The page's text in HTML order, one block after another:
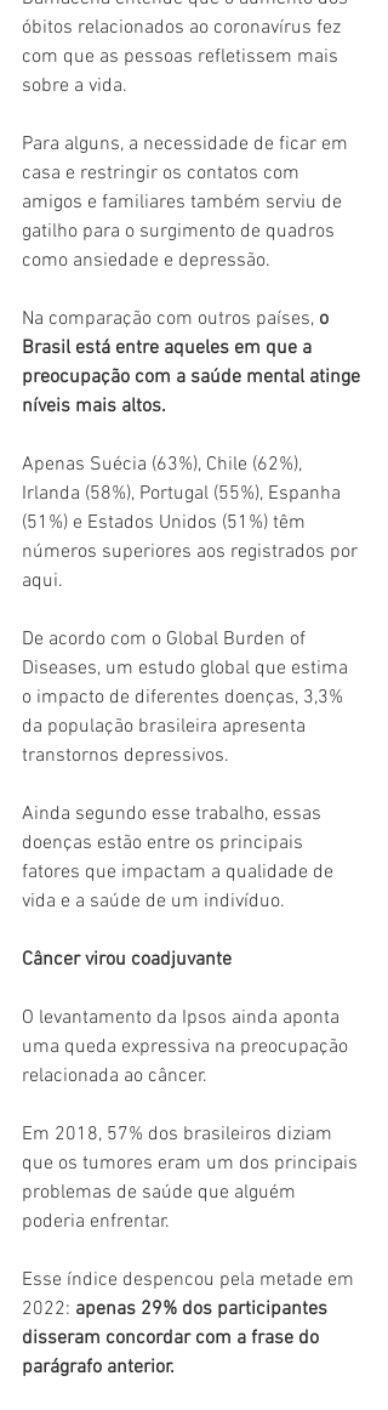
óbitos relacionados ao coronavírus fez
com que as pessoas refletissem mais
sobre a vida.
Para alguns, a necessidade de ficar em
casa e restringir os contatos com
amigos e familiares também serviu de
gatilho para o surgimento de quadros
como ansiedade e depressão.
Na comparação com outros países, o
Brasil está entre aqueles em que a
preocupação com a saúde mental atinge
níveis mais altos.
Apenas Suécia (63%), Chile (62%),
Irlanda (58%), Portugal (55%), Espanha
(51%) e Estados Unidos (51%) têm
números superiores aos registrados por
aqui.
De acordo com o Global Burden of
Diseases, um estudo global que estima
o impacto de diferentes doenças, 3,3%
da população brasileira apresenta
transtornos depressivos.
Ainda segundo esse trabalho, essas
doenças estão entre os principais
fatores que impactam a qualidade de
vida e a saúde de um indivíduo.
Câncer virou coadjuvante
O levantamento da Ipsos ainda aponta
uma queda expressiva na preocupação
relacionada ao câncer.
Em 2018, 57% dos brasileiros diziam
que os tumores eram um dos principais
problemas de saúde que alguém
poderia enfrentar.
Esse índice despencou pela metade em
2022: apenas 29% dos participantes
disseram concordar com a frase do
parágrafo anterior.